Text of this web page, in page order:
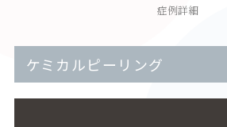
症例詳細
ケミカルピーリング